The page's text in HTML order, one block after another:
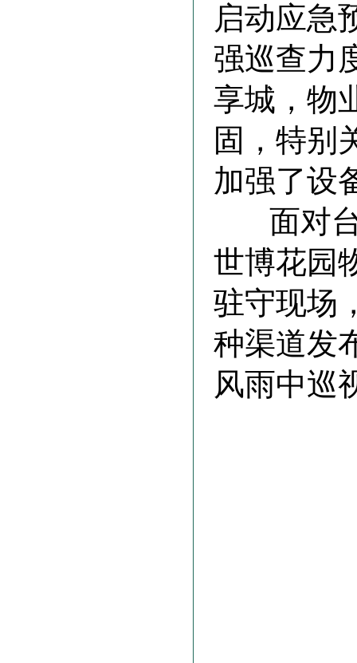
启动应急
强巡查力
享城，物
固，特别
加强了设
面对台
世博花园
驻守现场
种渠道发
风雨中巡